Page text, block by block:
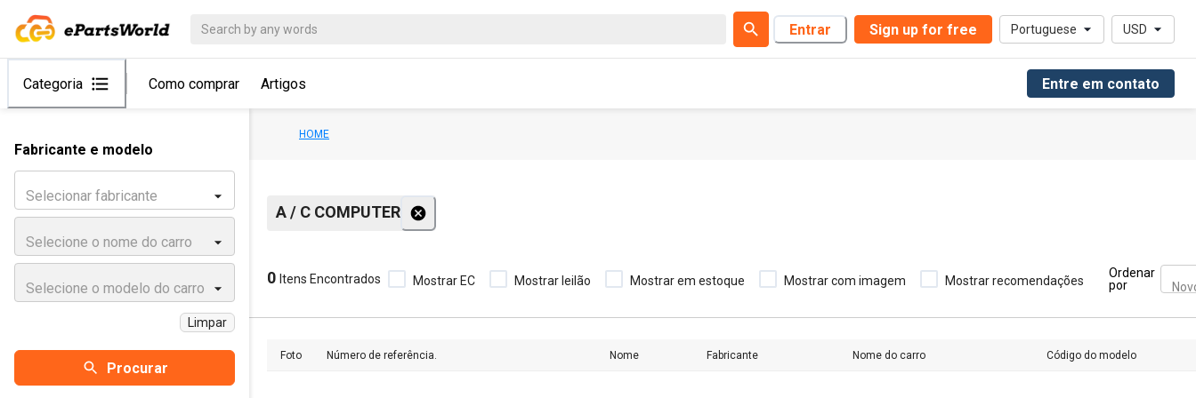
Entrar Sign up for free Portuguese USD
Categoria Como comprar Artigos Entre em contato
HOME
A / C COMPUTER
0 Itens Encontrados Mostrar EC Mostrar leilão Mostrar em estoque Mostrar com imagem Mostrar recomendações
Ordenar
por
Foto Número de referência. Nome Fabricante Nome do carro Código do modelo
Fabricante e modelo
Selecionar fabricante
Selecione o nome do carro
Selecione o modelo do carro
Limpar
Procurar